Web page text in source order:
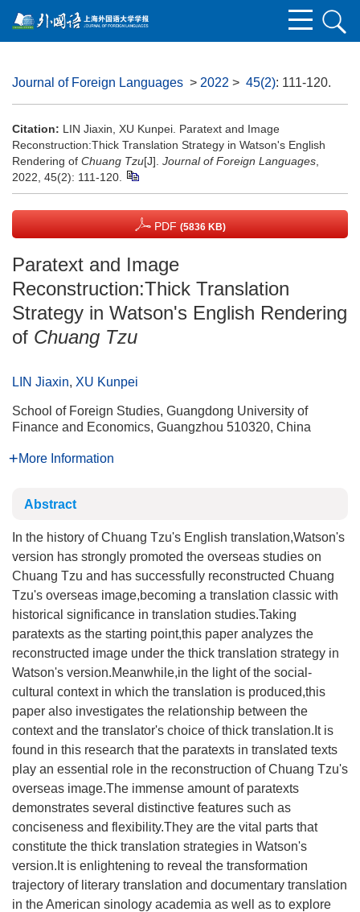
Journal of Foreign Languages > 2022 > 45(2): 111-120.
Citation: LIN Jiaxin, XU Kunpei. Paratext and Image
Reconstruction:Thick Translation Strategy in Watson's English
Rendering of Chuang Tzu[J]. Journal of Foreign Languages
2022, 45(2): 111-120.
PDF (5836 KB)
Paratext and Image
Reconstruction:Thick Translation
Strategy in Watson's English Rendering
of Chuang Tzu
LIN Jiaxin, XU Kunpei
School of Foreign Studies, Guangdong University of
Finance and Economics, Guangzhou 510320, China
More Information
Abstract
In the history of Chuang Tzu's English translation,Watson's
version has strongly promoted the overseas studies on
Chuang Tzu and has successfully reconstructed Chuang
Tzu's overseas image,becoming a translation classic with
historical significance in translation studies.Taking
paratexts as the starting point,this paper analyzes the
reconstructed image under the thick translation strategy in
Watson's version.Meanwhile,in the light of the social-
cultural context in which the translation is produced,this
paper also investigates the relationship between the
context and the translator's choice of thick translation.It is
found in this research that the paratexts in translated texts
play an essential role in the reconstruction of Chuang Tzu's
overseas image.The immense amount of paratexts
demonstrates several distinctive features such as
conciseness and flexibility.They are the vital parts that
constitute the thick translation strategies in Watson's
version.It is enlightening to reveal the transformation
trajectory of literary translation and documentary translation
in the American sinology academia as well as to explore